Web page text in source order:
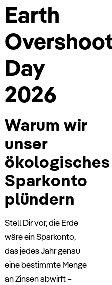
Earth
Day
2026
Warum wir
unser
ökologisches
Sparkonto
plündern
Stell Dir vor, die Erde
wäre ein Sparkonto,
das jedes Jahr genau
eine bestimmte Menge
an Zinsen abwirft –